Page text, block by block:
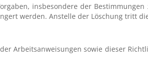
insbesondere der
werden. Anstelle der Löschung tritt
Arbeitsanweisungen sowie dieser